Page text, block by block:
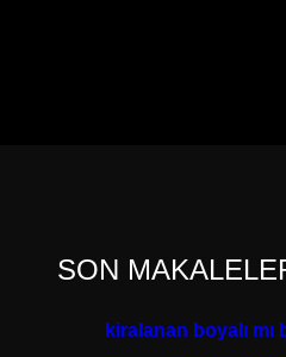
SON
kiralanan boyalı mı